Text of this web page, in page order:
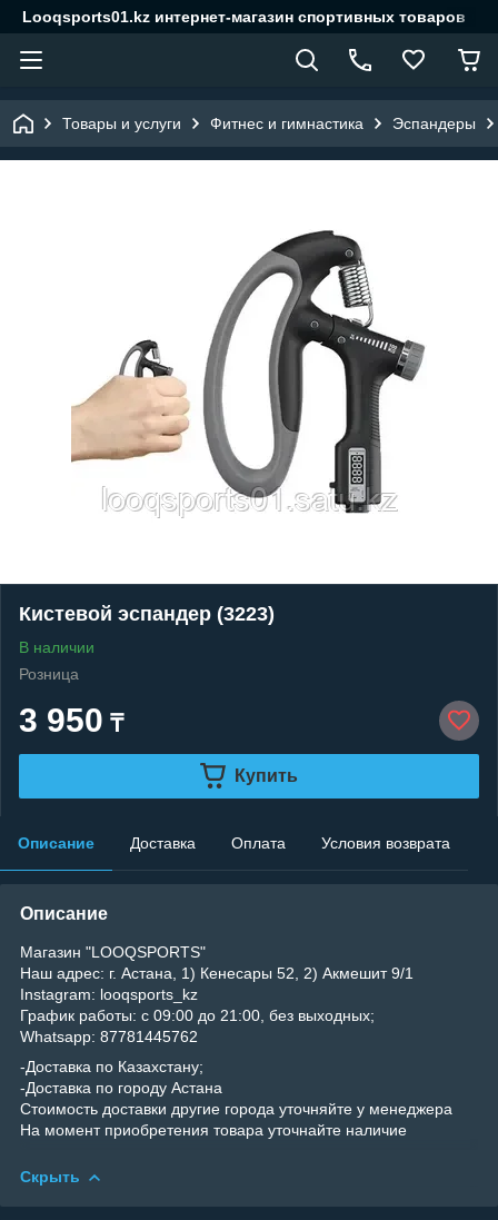
Looqsports01.kz интернет-магазин спортивных товаров
Товары и услуги Фитнес и гимнастика Эспандеры
Кистевой эспандер (3223)
В наличии
Розница
3 950 ₸
Купить
Описание Доставка Оплата Условия возврата
Описание
Магазин "LOOQSPORTS"
Наш адрес: г. Астана, 1) Кенесары 52, 2) Акмешит 9/1
Instagram: looqsports_kz
График работы: с 09:00 до 21:00, без выходных;
Whatsapp: 87781445762
-Доставка по Казахстану;
-Доставка по городу Астана
Стоимость доставки другие города уточняйте у менеджера
На момент приобретения товара уточнайте наличие
Скрыть